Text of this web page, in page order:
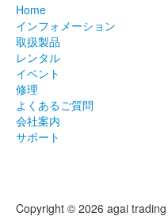
Home
インフォメーション
取扱製品
レンタル
イベント
修理
よくあるご質問
会社案内
サポート
Copyright © 2026 agai